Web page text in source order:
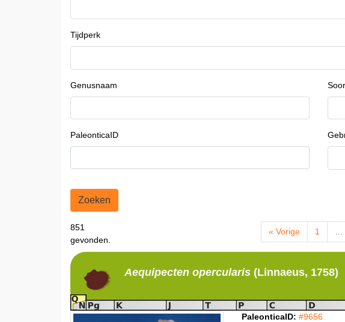
Tijdperk
Genusnaam
PaleonticaID
Zoeken
851
gevonden.
« Vorige 1
Aequipectenopercularis (Linnaeus, 1758)
PaleonticaID: #9656